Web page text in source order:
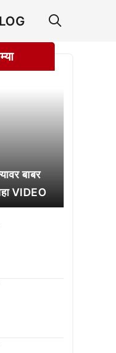
बाबर
VIDEO